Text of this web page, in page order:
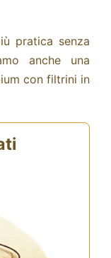
pratica senza
anche una
con filtrini in